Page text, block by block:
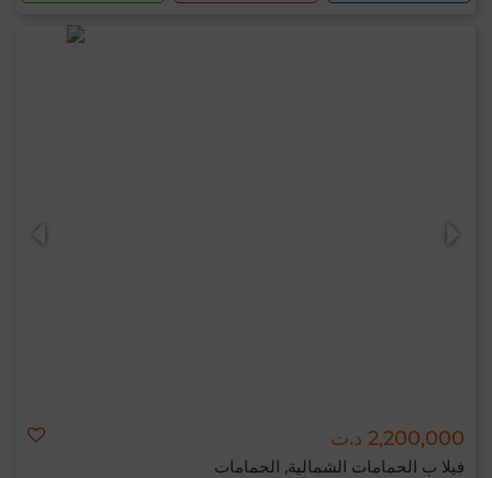
2,200,000 د.ت
فيلا ب الحمامات الشمالية, الحمامات